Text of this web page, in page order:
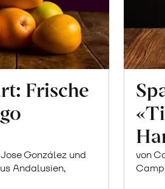
Frische
González und
Andalusien,
von